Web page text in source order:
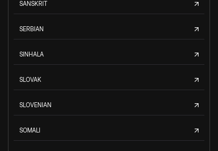
SANSKRIT
SERBIAN
SINHALA
SLOVAK
SLOVENIAN
SOMALI